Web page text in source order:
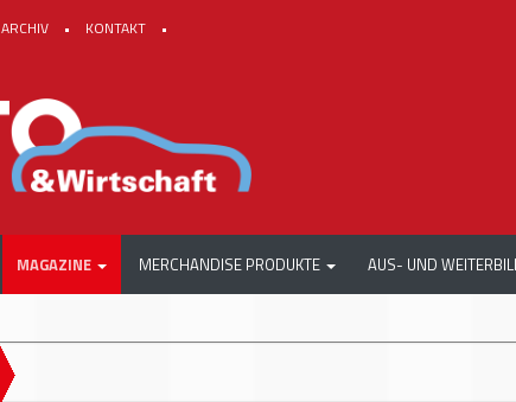
ARCHIV • KONTAKT •
MAGAZINE MERCHANDISE PRODUKTE AUS- UND